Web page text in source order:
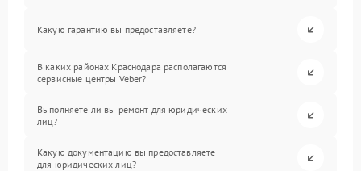
Какую гарантию вы предоставляете?
В каких районах Краснодара располагаются
сервисные центры Veber?
Выполняете ли вы ремонт для юридических
лиц?
Какую документацию вы предоставляете
для юридических лиц?